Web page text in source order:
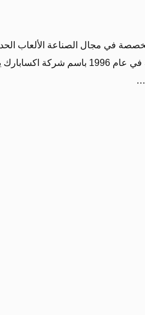
في مجال الصناعة الألعاب
ق للأطفال الاجهزة الرياضية و مستلزمات المدينة وقد انشأت الشركة في عام 1996 باسم شركة
…